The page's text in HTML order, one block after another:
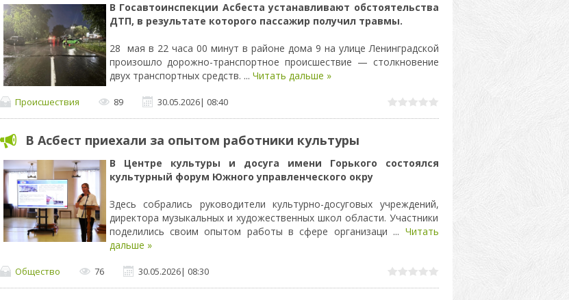
В Госавтоинспекции Асбеста устанавливают обстоятельства
ДТП, в результате которого пассажир получил травмы.
28 мая в 22 часа 00 минут в районе дома 9 на улице Ленинградской
произошло дорожно-транспортное происшествие — столкновение
двух транспортных средств. ... Читать дальше »
Происшествия 89 30.05.2026| 08:40
В Асбест приехали за опытом работники культуры
В Центре культуры и досуга имени Горького состоялся
культурный форум Южного управленческого окру
Здесь собрались руководители культурно-досуговых учреждений,
директора музыкальных и художественных школ области. Участники
поделились своим опытом работы в сфере организаци ... Читать
дальше »
Общество 76 30.05.2026| 08:30